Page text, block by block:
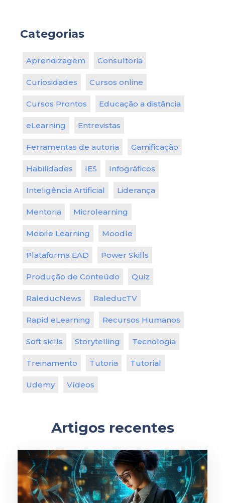
Categorias
Aprendizagem Consultoria
Curiosidades Cursos online
Cursos Prontos Educação a distância
eLearning Entrevistas
Ferramentas de autoria Gamificação
Habilidades IES Infográficos
Inteligência Artificial Liderança
Mentoria Microlearning
Mobile Learning Moodle
Plataforma EAD Power Skills
Produção de Conteúdo Quiz
RaleducNews RaleducTV
Rapid eLearning Recursos Humanos
Soft skills Storytelling Tecnologia
Treinamento Tutoria Tutorial
Udemy Vídeos
Artigos recentes